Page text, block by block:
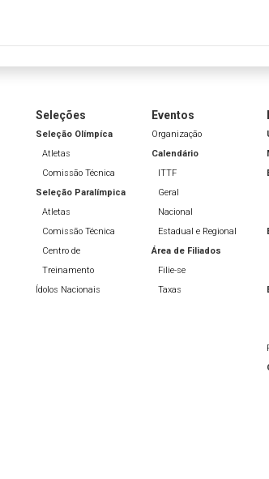
Seleções
Seleção Olímpíca
Atletas
Comissão Técnica
Seleção Paralímpica
Atletas
Comissão Técnica
Centro de
Treinamento
Ídolos Nacionais
Eventos
Organização
Calendário
ITTF
Geral
Nacional
Estadual e Regional
Área de Filiados
Filie-se
Taxas